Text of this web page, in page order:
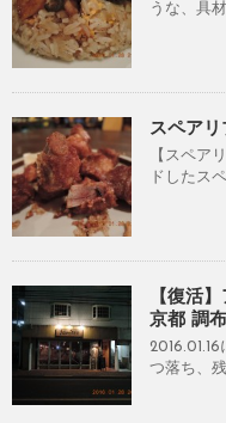
うな、具
スペア
【スペア
ドしたス
【復活
京都 調
つ落ち、